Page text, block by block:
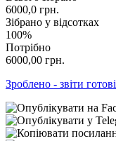
6000,0 грн.
Зібрано у відсотках
100%
Потрібно
6000,00 грн.
Зроблено - звіти готові